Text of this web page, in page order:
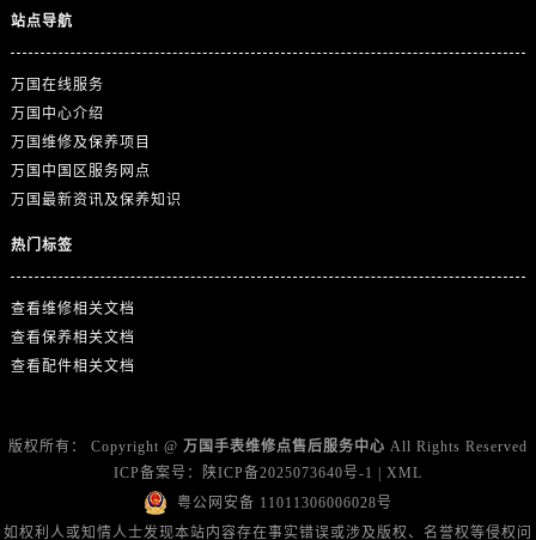
澳门特别行政区花地玛堂区关闸广场万国售后服务中心（需提前预约）
福建省福州市鼓楼区五四路128-1号恒力城写字楼15层03室万国售后服务中心（需提前预约）
站点导航
万国在线服务
万国中心介绍
万国维修及保养项目
万国中国区服务网点
万国最新资讯及保养知识
热门标签
查看维修相关文档
查看保养相关文档
查看配件相关文档
版权所有： Copyright @ 万国手表维修点售后服务中心 All Rights Reserved
ICP备案号：
陕ICP备2025073640号-1
XML
粤公网安备 11011306006028号
如权利人或知情人士发现本站内容存在事实错误或涉及版权、名誉权等侵权问